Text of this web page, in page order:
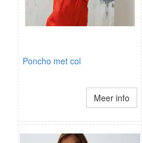
Poncho met col
Meer info